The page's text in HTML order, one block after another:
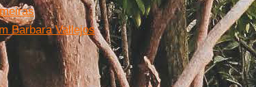
Barbara Vallejos